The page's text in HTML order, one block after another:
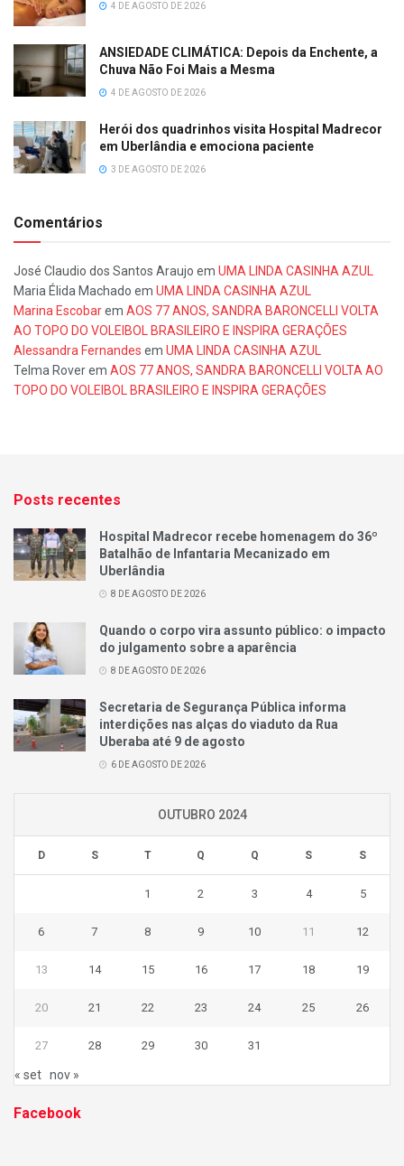
4 DE AGOSTO DE 2026
ANSIEDADE CLIMÁTICA: Depois da Enchente, a
Chuva Não Foi Mais a Mesma
4 DE AGOSTO DE 2026
Herói dos quadrinhos visita Hospital Madrecor
em Uberlândia e emociona paciente
3 DE AGOSTO DE 2026
Comentários
José Claudio dos Santos Araujo em UMA LINDA CASINHA AZUL
Maria Élida Machado em UMA LINDA CASINHA AZUL
Marina Escobarem AOS 77 ANOS, SANDRA BARONCELLI VOLTA
AO TOPO DO VOLEIBOL BRASILEIRO E INSPIRA GERAÇÕES
Alessandra Fernandes em UMA LINDA CASINHA AZUL
Telma Roverem AOS 77 ANOS, SANDRA BARONCELLI VOLTA AO
TOPO DO VOLEIBOL BRASILEIRO E INSPIRA GERAÇÕES
Posts recentes
Hospital Madrecor recebe homenagem do 36º
Batalhão de Infantaria Mecanizado em
Uberlândia
8 DE AGOSTO DE 2026
Quando o corpo vira assunto público: o impacto
do julgamento sobre a aparência
8 DE AGOSTO DE 2026
Secretaria de Segurança Pública informa
interdições nas alças do viaduto da Rua
Uberaba até 9 de agosto
6 DE AGOSTO DE 2026
OUTUBRO 2024
D S T Q Q S S
1 2 3 4 5
6 7 8 9 10 11 12
13 14 15 16 17 18 19
20 21 22 23 24 25 26
27 28 29 30 31
« set nov »
Facebook